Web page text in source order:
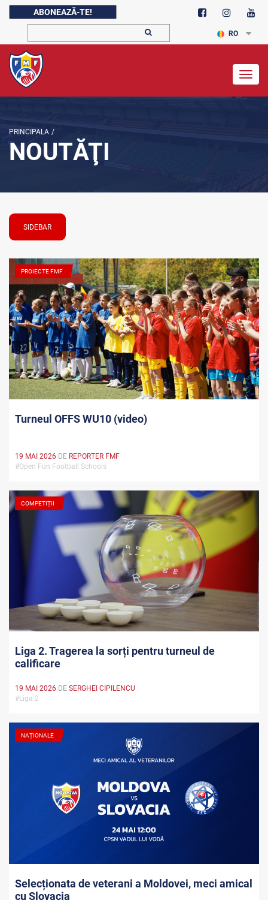
ABONEAZĂ-TE!
RO
PRINCIPALA /
NOUTĂŢI
SIDEBAR
PROIECTE FMF
Turneul OFFS WU10 (video)
19 MAI 2026 DE REPORTER FMF
#Open Fun Football Schools
COMPETIȚII
Liga 2. Tragerea la sorți pentru turneul de
calificare
19 MAI 2026 DE SERGHEI CIPILENCU
#Liga 2
NAȚIONALE
Selecționata de veterani a Moldovei, meci amical
cu Slovacia